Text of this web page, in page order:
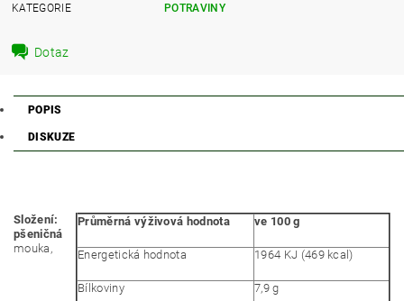
KATEGORIE
POTRAVINY
Dotaz
POPIS
DISKUZE
Průměrná výživová hodnota ve 100 g
Energetická hodnota 1964 KJ (469 kcal)
Bílkoviny 7,9 g
Složení:
pšeničná
mouka,